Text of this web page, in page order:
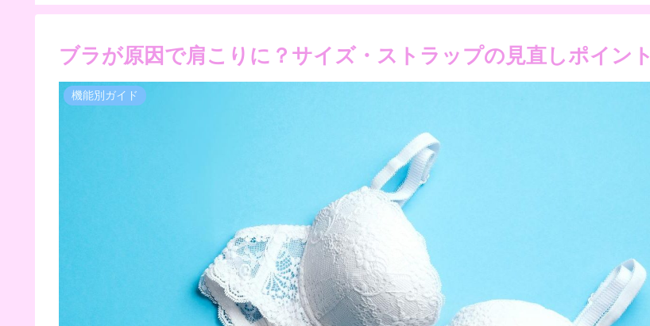
ブラが原因で肩こりに？サイズ・ストラップの見直しポイント
機能別ガイド